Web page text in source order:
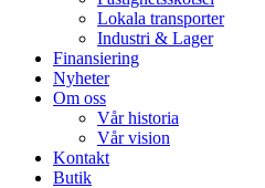
Lokala transporter
Industri & Lager
Finansiering
Nyheter
Om oss
Vår historia
Vår vision
Kontakt
Butik